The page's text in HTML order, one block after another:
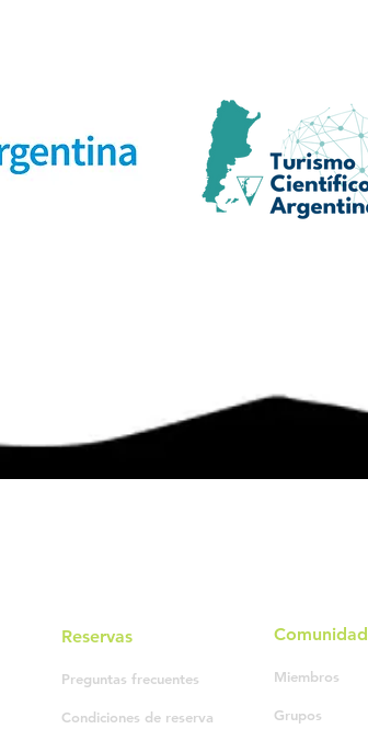
Reservas
Preguntas frecuentes
Condiciones de reserva
Comunidad
Miembros
Grupos